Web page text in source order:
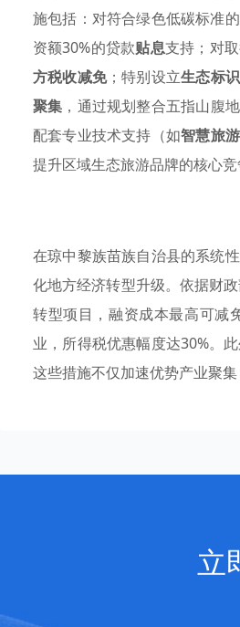
施包括：对符合绿色低碳标准
资额30%的贷款贴息支持；对
方税收减免；特别设立生态标
聚集 ，通过规划整合五指山腹
配套专业技术支持（如智慧旅
提升区域生态旅游品牌的核心竞
在琼中黎族苗族自治县的系统性
化地方经济转型升级。依据财
转型项目，融资成本最高可减
业，所得税优惠幅度达30%。
这些措施不仅加速优势产业聚
立